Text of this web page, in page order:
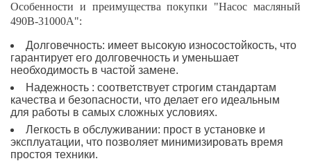
Особенности и преимущества покупки "Насос масляный
490B-31000A":
Долговечность: имеет высокую износостойкость, что
гарантирует его долговечность и уменьшает
необходимость в частой замене.
Надежность : соответствует строгим стандартам
качества и безопасности, что делает его идеальным
для работы в самых сложных условиях.
Легкость в обслуживании: прост в установке и
эксплуатации, что позволяет минимизировать время
простоя техники.